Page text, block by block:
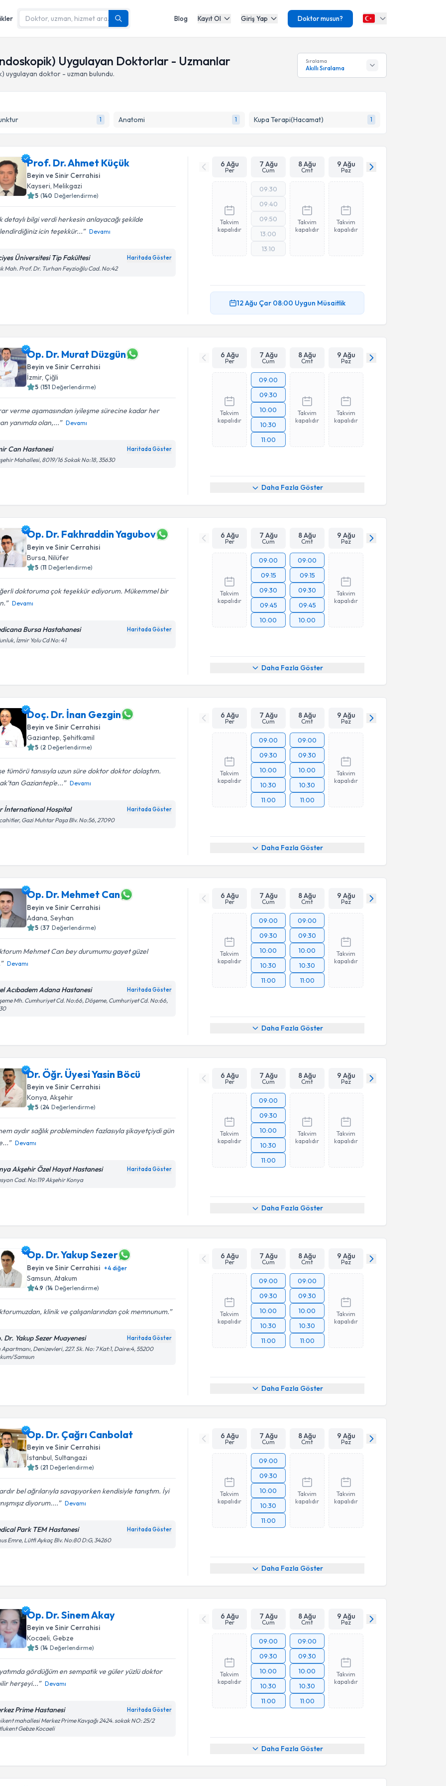
Blog Kayıt Ol Giriş Yap Doktor musun?
Uygulayan Doktorlar - Uzmanlar
uygulayan doktor - uzman bulundu.
Sıralama
Akıllı Sıralama
1 Anatomi 1 Kupa Terapi(Hacamat) 1
Prof. Dr. Ahmet Küçük
Beyin ve Sinir Cerrahisi
Kayseri,Melikgazi
5 (140 Değerlendirme)
detaylı bilgi verdi herkesin anlayacağı şekilde
icin teşekkür...
Devamı
Üniversitesi Tip Fakültesi Haritada Göster
Mah. Prof. Dr. Turhan Feyzioğlu Cad. No:42
6 Ağu
Per
7 Ağu
Cum
8 Ağu
Cmt
9 Ağu
Paz
Takvim
kapalıdır
09:30
09:40
09:50
13:00
13:10
Takvim
kapalıdır
Takvim
kapalıdır
12 Ağu Çar 08:00 Uygun Müsaitlik
Op. Dr. Murat Düzgün
Beyin ve Sinir Cerrahisi
İzmir,Çiğli
5 (151 Değerlendirme)
verme aşamasından iyileşme sürecine kadar her
yanımda olan,...
Devamı
Can Hastanesi Haritada Göster
Mahallesi, 8019/16 Sokak No:18, 35630
6 Ağu
Per
7 Ağu
Cum
8 Ağu
Cmt
9 Ağu
Paz
Takvim
kapalıdır
09:00
09:30
10:00
10:30
11:00
Takvim
kapalıdır
Takvim
kapalıdır
Daha Fazla Göster
Op. Dr. Fakhraddin Yagubov
Beyin ve Sinir Cerrahisi
Bursa ,Nilüfer
5 (11 Değerlendirme)
doktoruma çok teşekkür ediyorum. Mükemmel bir
Devamı
Bursa Hastahanesi Haritada Göster
İzmir Yolu Cd No: 41
6 Ağu
Per
7 Ağu
Cum
8 Ağu
Cmt
9 Ağu
Paz
Takvim
kapalıdır
09:00
09:15
09:30
09:45
10:00
09:00
09:15
09:30
09:45
10:00
Takvim
kapalıdır
Daha Fazla Göster
Doç. Dr. İnan Gezgin
Beyin ve Sinir Cerrahisi
Gaziantep,Şehitkamil
5 (2 Değerlendirme)
tümörü tanısıyla uzun süre doktor doktor dolaştım.
Gaziantep’e...
Devamı
İnternational Hospital Haritada Göster
Gazi Muhtar Paşa Blv. No:56, 27090
6 Ağu
Per
7 Ağu
Cum
8 Ağu
Cmt
9 Ağu
Paz
Takvim
kapalıdır
09:00
09:30
10:00
10:30
11:00
09:00
09:30
10:00
10:30
11:00
Takvim
kapalıdır
Daha Fazla Göster
Op. Dr. Mehmet Can
Beyin ve Sinir Cerrahisi
Adana ,Seyhan
5 (37 Değerlendirme)
Mehmet Can bey durumumu gayet güzel
Devamı
Acıbadem Adana Hastanesi Haritada Göster
Mh. Cumhuriyet Cd. No:66, Döşeme, Cumhuriyet Cd. No:66,
6 Ağu
Per
7 Ağu
Cum
8 Ağu
Cmt
9 Ağu
Paz
Takvim
kapalıdır
09:00
09:30
10:00
10:30
11:00
09:00
09:30
10:00
10:30
11:00
Takvim
kapalıdır
Daha Fazla Göster
Dr. Öğr. Üyesi Yasin Böcü
Beyin ve Sinir Cerrahisi
Konya,Akşehir
5 (24 Değerlendirme)
aydır sağlık probleminden fazlasıyla şikayetçiydi gün
Devamı
Akşehir Özel Hayat Hastanesi Haritada Göster
Cad. No:119 Akşehir Konya
6 Ağu
Per
7 Ağu
Cum
8 Ağu
Cmt
9 Ağu
Paz
Takvim
kapalıdır
09:00
09:30
10:00
10:30
11:00
Takvim
kapalıdır
Takvim
kapalıdır
Daha Fazla Göster
Op. Dr. Yakup Sezer
Beyin ve Sinir Cerrahisi +4diğer
Samsun ,Atakum
4.9 (14 Değerlendirme)
klinik ve çalışanlarından çok memnunum.
Dr. Yakup Sezer Muayenesi Haritada Göster
Apartmanı, Denizevleri, 227. Sk. No: 7 Kat:1, Daire:4, 55200
Samsun
6 Ağu
Per
7 Ağu
Cum
8 Ağu
Cmt
9 Ağu
Paz
Takvim
kapalıdır
09:00
09:30
10:00
10:30
11:00
09:00
09:30
10:00
10:30
11:00
Takvim
kapalıdır
Daha Fazla Göster
Op. Dr. Çağrı Canbolat
Beyin ve Sinir Cerrahisi
İstanbul,Sultangazi
5 (21 Değerlendirme)
bel ağrılarıyla savaşıyorken kendisiyle tanıştım. İyi
diyorum....
Devamı
Park TEM Hastanesi Haritada Göster
Emre, Lütfi Aykaç Blv. No:80 D:G, 34260
6 Ağu
Per
7 Ağu
Cum
8 Ağu
Cmt
9 Ağu
Paz
Takvim
kapalıdır
09:00
09:30
10:00
10:30
11:00
Takvim
kapalıdır
Takvim
kapalıdır
Daha Fazla Göster
Op. Dr. Sinem Akay
Beyin ve Sinir Cerrahisi
Kocaeli ,Gebze
5 (14 Değerlendirme)
gördüğüm en sempatik ve güler yüzlü doktor
herşeyi...
Devamı
Prime Hastanesi Haritada Göster
mahallesi Merkez Prime Kavşağı 2424. sokak NO: 25/2
Gebze Kocaeli
6 Ağu
Per
7 Ağu
Cum
8 Ağu
Cmt
9 Ağu
Paz
Takvim
kapalıdır
09:00
09:30
10:00
10:30
11:00
09:00
09:30
10:00
10:30
11:00
Takvim
kapalıdır
Daha Fazla Göster